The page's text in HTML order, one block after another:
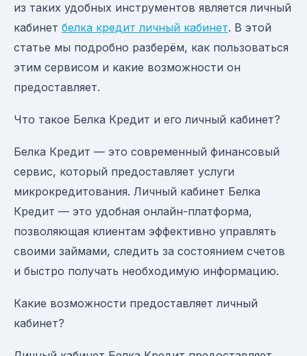
из таких удобных инструментов является личный
кабинет белка кредит личный кабинет. В этой
статье мы подробно разберём, как пользоваться
этим сервисом и какие возможности он
предоставляет.
Что такое Белка Кредит и его личный кабинет?
Белка Кредит — это современный финансовый
сервис, который предоставляет услуги
микрокредитования. Личный кабинет Белка
Кредит — это удобная онлайн-платформа,
позволяющая клиентам эффективно управлять
своими займами, следить за состоянием счетов
и быстро получать необходимую информацию.
Какие возможности предоставляет личный
кабинет?